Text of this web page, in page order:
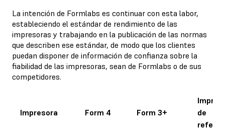
La intención de Formlabs es continuar con esta labor,
estableciendo el estándar de rendimiento de las
impresoras y trabajando en la publicación de las normas
que describen ese estándar, de modo que los clientes
puedan disponer de información de confianza sobre la
fiabilidad de las impresoras, sean de Formlabs o de sus
competidores.
Impresora Form 4 Form 3+
de